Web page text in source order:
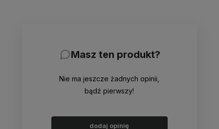
Masz ten produkt?
Nie ma jeszcze żadnych opinii,
bądź pierwszy!
dodaj opinię